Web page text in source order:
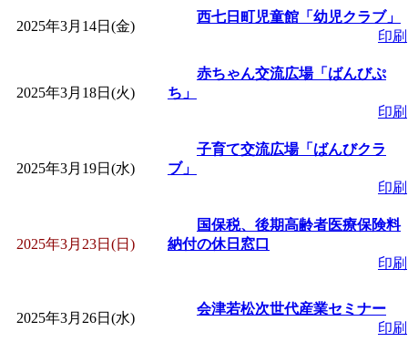
「まだまだ暑い！コ
レクリエーション
」 受付期
「皆鶴姫のこびる塾
」 受付期間：～
子育て交流広場「
間：2026/08/10～2026/
2025年3月14日(金)
西七日町児童館「幼児クラブ」
印刷
2025年3月18日(火)
赤ちゃん交流広場「ばんびぷ
ち」
印刷
2025年3月19日(水)
子育て交流広場「ばんびクラ
ブ」
印刷
2025年3月23日(日)
国保税、後期高齢者医療保険料
納付の休日窓口
印刷
2025年3月26日(水)
会津若松次世代産業セミナー
印刷